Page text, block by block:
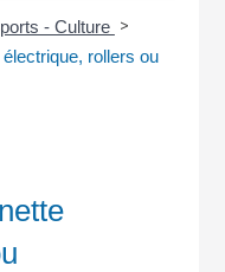
- Culture >
rollers ou